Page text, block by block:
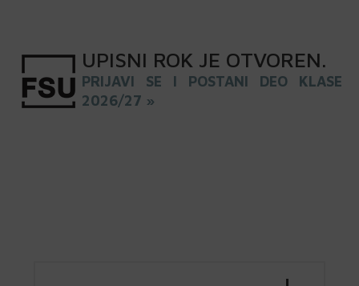
UPISNI ROK JE OTVOREN.
PRIJAVI SE I POSTANI DEO KLASE
2026/27 »